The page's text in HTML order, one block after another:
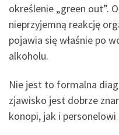
określenie „green out”.
nieprzyjemną reakcję
pojawia się właśnie po
alkoholu.
Nie jest to formalna
zjawisko jest dobrze
konopi, jak i personelowi